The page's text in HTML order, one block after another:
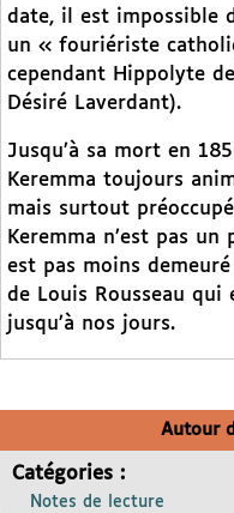
date, il est impossible
un « fouriériste
cependant Hippolyte
Désiré Laverdant).
Jusqu’à sa mort en
Keremma toujours
mais surtout
Keremma n’est pas un
est pas moins
de Louis Rousseau
jusqu’à nos jours.
Autour
Catégories :
Notes de lecture